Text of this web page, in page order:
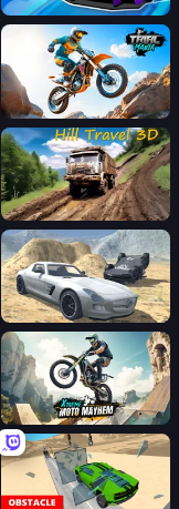
Nitro Racing Go
Trial Mania
Hill Travel 3D
Derby Crash 2
Xtreme Moto Mayhem